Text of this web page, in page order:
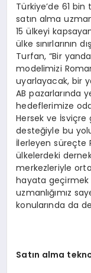
Türkiye’de 61
satın alma
15 ülkeyi
ülke sınırlarının
Turfan, “Bir
modelimizi
uyarlayacak, bir
AB pazarlarında
hedeflerimize
Hersek ve
desteğiyle bu
İlerleyen süreçte
ülkelerdeki
merkezleriyle
hayata geçirmek
uzmanlığımız
konularında da
Satın alma